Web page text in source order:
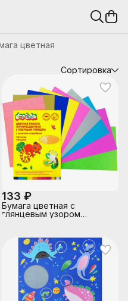
цветная
принадлежности
Сортировка
133 ₽
Бумага цветная с
глянцевым узором
золотом и серебром,
А4,10 цв